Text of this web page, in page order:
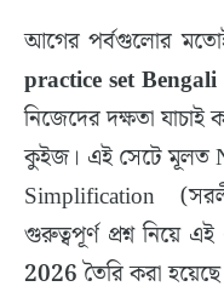
​আগের পর্বগুলোর
practice set Bengali
নিজেদের দক্ষতা
কুইজ। এই সেটে মূলত
Simplification
গুরুত্বপূর্ণ প্রশ্ন নিয়ে এই
2026তৈরি করা